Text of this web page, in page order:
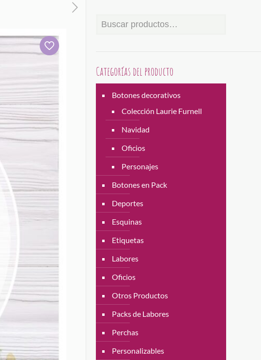
Categorías del producto
Botones decorativos
Colección Laurie Furnell
Navidad
Oficios
Personajes
Botones en Pack
Deportes
Esquinas
Etiquetas
Labores
Oficios
Otros Productos
Packs de Labores
Perchas
Personalizables